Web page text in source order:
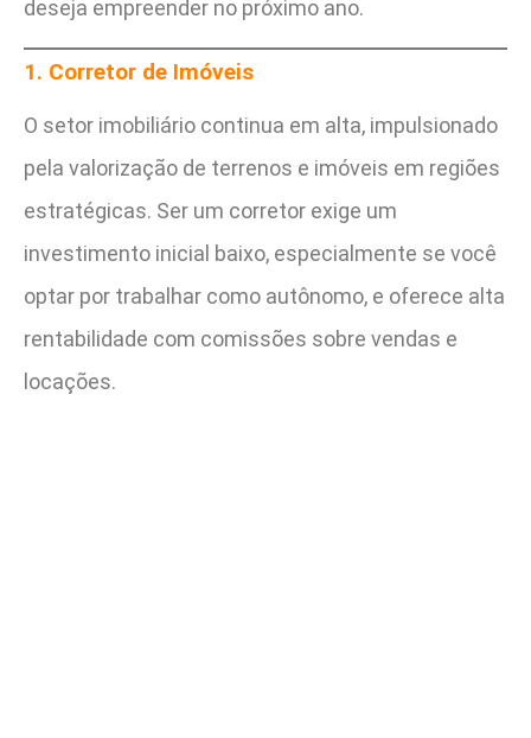
deseja empreender no próximo ano.
1. Corretor de Imóveis
O setor imobiliário continua em alta, impulsionado
pela valorização de terrenos e imóveis em regiões
estratégicas. Ser um corretor exige um
investimento inicial baixo, especialmente se você
optar por trabalhar como autônomo, e oferece alta
rentabilidade com comissões sobre vendas e
locações.